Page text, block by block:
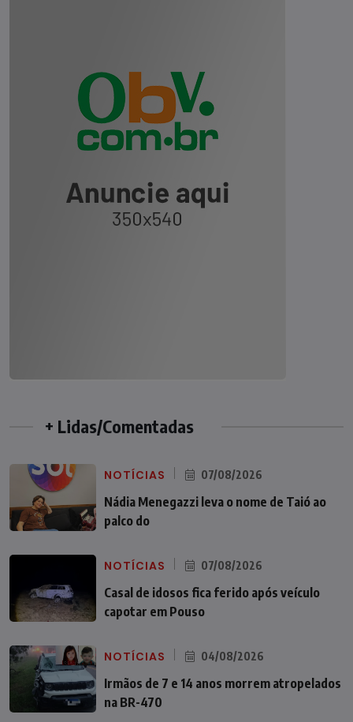
+ Lidas/Comentadas
NOTÍCIAS 07/08/2026
Nádia Menegazzi leva o nome de Taió ao
palco do
NOTÍCIAS 07/08/2026
Casal de idosos fica ferido após veículo
capotar em Pouso
NOTÍCIAS 04/08/2026
Irmãos de 7 e 14 anos morrem atropelados
na BR-470